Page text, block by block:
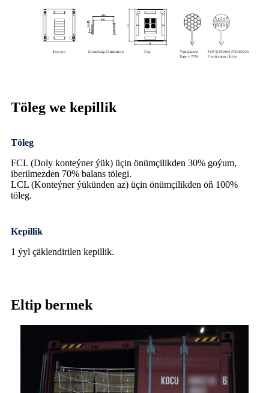
Töleg we kepillik
Töleg
FCL (Doly konteýner ýük) üçin önümçilikden 30% goýum,
iberilmezden 70% balans tölegi.
LCL (Konteýner ýükünden az) üçin önümçilikden öň 100%
töleg.
Kepillik
1 ýyl çäklendirilen kepillik.
Eltip bermek